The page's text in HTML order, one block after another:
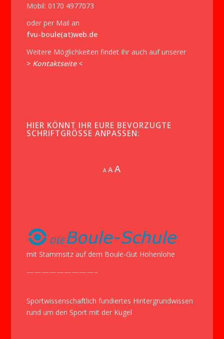
Mobil: 0170 4977073
oder per Mail an
fvu-boule(at)web.de
Weitere Möglichkeiten findet Ihr auch auf unserer
> Kontaktseite <
HIER KÖNNT IHR EURE BEVORZUGTE
SCHRIFTGRÖSSE ANPASSEN:
A Decrease
AReset
AIncrease
mit Stammsitz auf dem Boule-Gut Hohenlohe
—————————–
Sportwissenschaftlich fundiertes Hintergrundwissen
rund um den Sport mit der Kugel